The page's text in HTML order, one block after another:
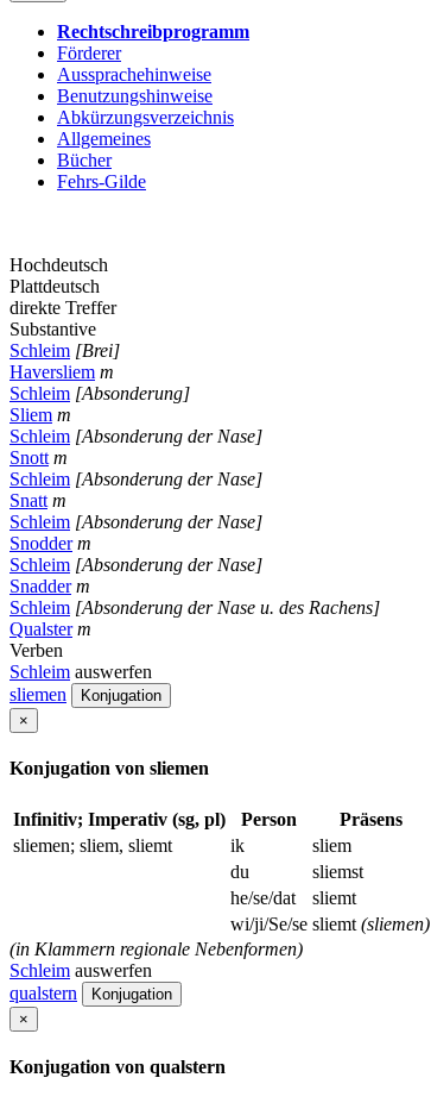
Rechtschreibprogramm
Förderer
Aussprachehinweise
Benutzungshinweise
Abkürzungsverzeichnis
Allgemeines
Bücher
Fehrs-Gilde
Hochdeutsch
Plattdeutsch
direkte Treffer
Substantive
Schleim [Brei]
Haversliem m
Schleim [Absonderung]
Sliem m
Schleim [Absonderung der Nase]
Snott m
Schleim [Absonderung der Nase]
Snatt m
Schleim [Absonderung der Nase]
Snodder m
Schleim [Absonderung der Nase]
Snadder m
Schleim [Absonderung der Nase u. des Rachens]
Qualster m
Verben
Schleim auswerfen
sliemen
Konjugation
×
Konjugation von sliemen
Infinitiv; Imperativ (sg, pl) Person Präsens
sliemen; sliem, sliemt
ik sliem
du
sliemst
he/se/dat
sliemt
wi/ji/Se/se sliemt (sliemen)
(in Klammern regionale Nebenformen)
Schleim auswerfen
qualstern
Konjugation
×
Konjugation von qualstern